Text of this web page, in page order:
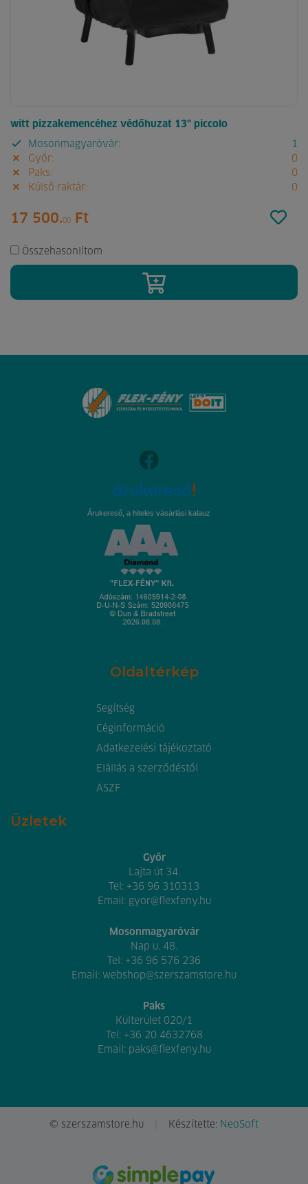
witt pizzakemencéhez védőhuzat 13" piccolo
Mosonmagyaróvár:
1
Győr:
0
Paks:
0
Külső raktár:
0
17 500.00 Ft
Összehasonlítom
Árukereső, a hiteles vásárlási kalauz
Oldaltérkép
Segítség
Céginformáció
Adatkezelési tájékoztató
Elállás a szerződéstől
ÁSZF
Üzletek
Győr
Lajta út 34.
Tel: +36 96 310313
Email: gyor@flexfeny.hu
Mosonmagyaróvár
Nap u. 48.
Tel: +36 96 576 236
Email: webshop@szerszamstore.hu
Paks
Külterület 020/1
Tel: +36 20 4632768
Email: paks@flexfeny.hu
© szerszamstore.hu Készítette: NeoSoft